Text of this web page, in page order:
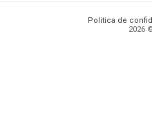
Politica de
2026